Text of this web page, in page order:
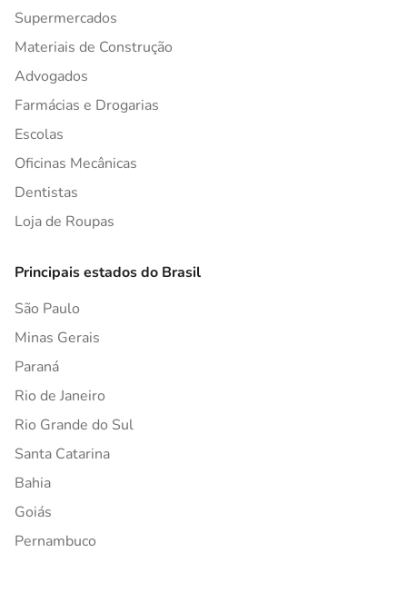
Supermercados
Materiais de Construção
Advogados
Farmácias e Drogarias
Escolas
Oficinas Mecânicas
Dentistas
Loja de Roupas
Principais estados do Brasil
São Paulo
Minas Gerais
Paraná
Rio de Janeiro
Rio Grande do Sul
Santa Catarina
Bahia
Goiás
Pernambuco